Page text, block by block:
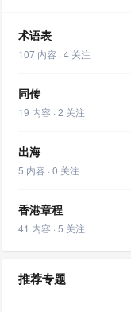
术语表
107 内容 · 4 关注
同传
19 内容 · 2 关注
出海
5 内容 · 0 关注
香港章程
41 内容 · 5 关注
推荐专题